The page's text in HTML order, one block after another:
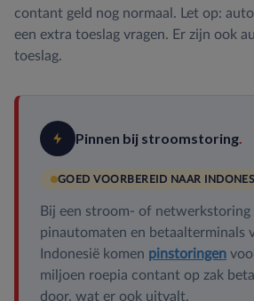
contant geld nog normaal. Let op:
een extra toeslag vragen. Er zijn ook
toeslag.
Pinnen bij stroomstoring.
GOED VOORBEREID NAAR
Bij een stroom- of netwerkstoring
pinautomaten en betaalterminals
Indonesië komen pinstoringen
miljoen roepia contant op zak
door, wat er ook uitvalt.